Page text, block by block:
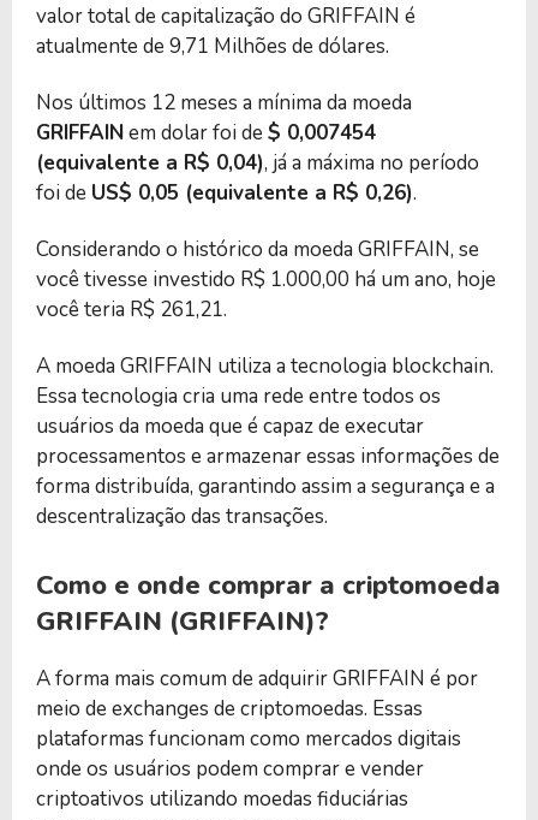
valor total de capitalização do GRIFFAIN é
atualmente de 9,71 Milhões de dólares.
Nos últimos 12 meses a mínima da moeda
GRIFFAINem dolar foi de $ 0,007454
(equivalente a R$ 0,04), já a máxima no período
foi de US$ 0,05 (equivalente a R$ 0,26).
Considerando o histórico da moeda GRIFFAIN, se
você tivesse investido R$ 1.000,00 há um ano, hoje
você teria R$ 261,21.
A moeda GRIFFAIN utiliza a tecnologia blockchain.
Essa tecnologia cria uma rede entre todos os
usuários da moeda que é capaz de executar
processamentos e armazenar essas informações de
forma distribuída, garantindo assim a segurança e a
descentralização das transações.
Como e onde comprar a criptomoeda
GRIFFAIN (GRIFFAIN)?
A forma mais comum de adquirir GRIFFAIN é por
meio de exchanges de criptomoedas. Essas
plataformas funcionam como mercados digitais
onde os usuários podem comprar e vender
criptoativos utilizando moedas fiduciárias